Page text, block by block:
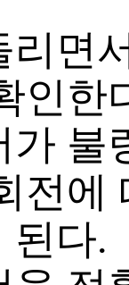
리면
인한
가 불
전에
된다.